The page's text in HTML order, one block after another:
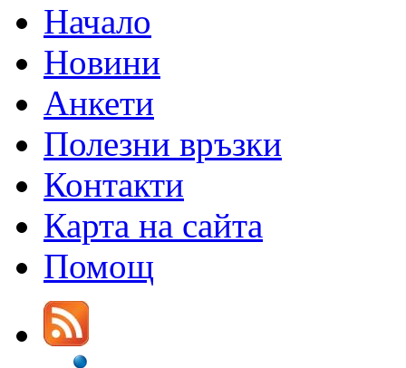
Начало
Новини
Анкети
Полезни връзки
Контакти
Карта на сайта
Помощ